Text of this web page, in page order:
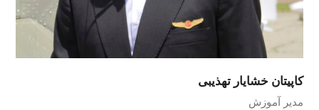
کاپیتان خشایار تهذیبی
مدیر آموزش